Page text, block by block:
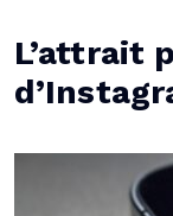
L’attrait